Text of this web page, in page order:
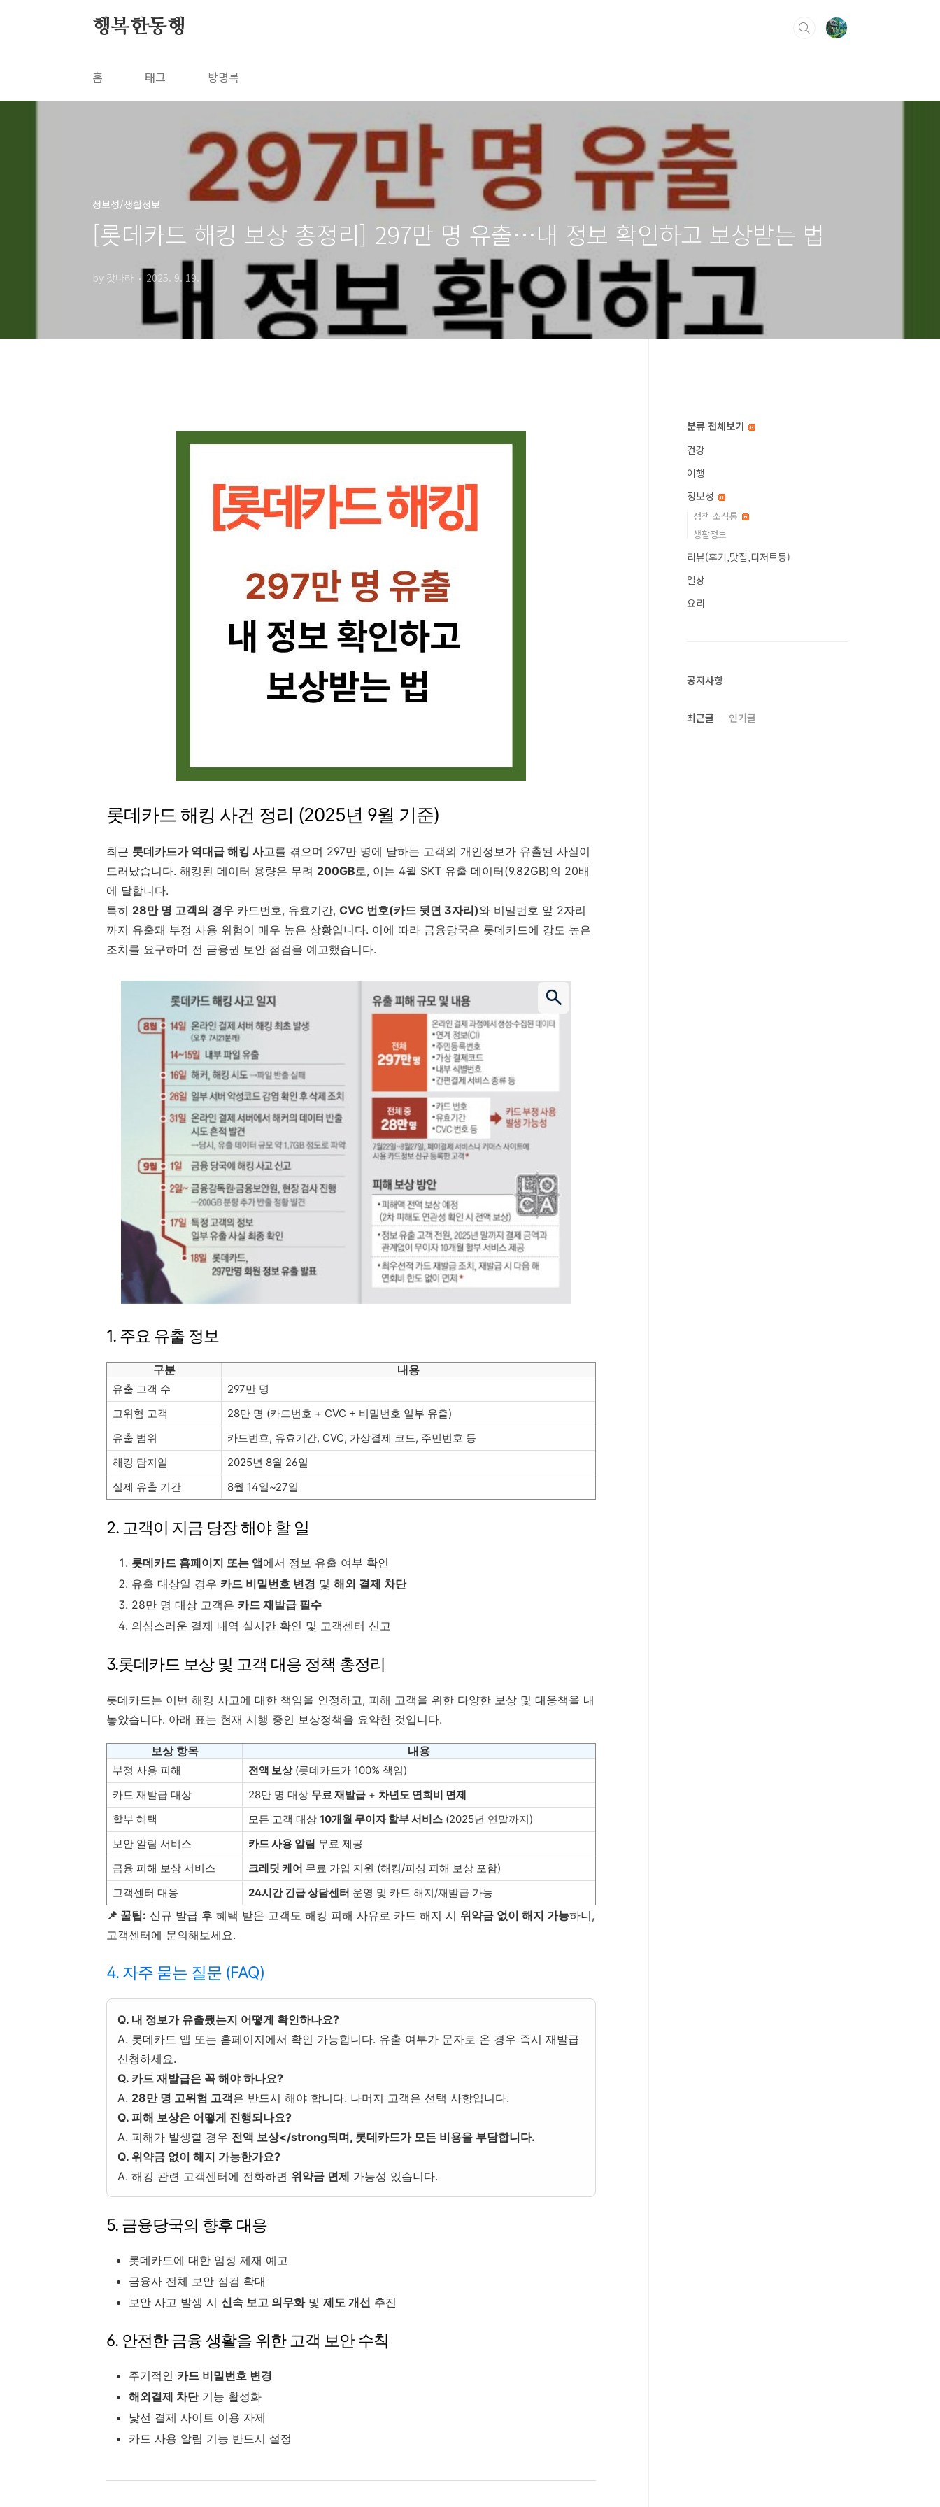
행복한동행
홈 태그 방명록
정보성/생활정보
[롯데카드 해킹 보상 총정리] 297만 명 유출…내 정보 확인하고 보상받는 법
by 갓나라 2025. 9. 19.
롯데카드 해킹 사건 정리 (2025년 9월 기준)
최근 롯데카드가 역대급 해킹 사고를 겪으며 297만 명에 달하는 고객의 개인정보가 유출된 사실이
드러났습니다. 해킹된 데이터 용량은 무려 200GB 로, 이는 4월 SKT 유출 데이터(9.82GB)의 20배
에 달합니다.
특히 28만 명 고객의 경우 카드번호, 유효기간, CVC 번호(카드 뒷면 3자리)와 비밀번호 앞 2자리
까지 유출돼 부정 사용 위험이 매우 높은 상황입니다. 이에 따라 금융당국은 롯데카드에 강도 높은
조치를 요구하며 전 금융권 보안 점검을 예고했습니다.
1. 주요 유출 정보
구분 내용
유출 고객 수
297만 명
고위험 고객
28만 명 (카드번호 + CVC + 비밀번호 일부 유출)
유출 범위
카드번호, 유효기간, CVC, 가상결제 코드, 주민번호 등
해킹 탐지일
2025년 8월 26일
실제 유출 기간
8월 14일~27일
2. 고객이 지금 당장 해야 할 일
롯데카드 홈페이지 또는 앱에서 정보 유출 여부 확인
유출 대상일 경우 카드 비밀번호 변경 및 해외 결제 차단
28만 명 대상 고객은 카드 재발급 필수
의심스러운 결제 내역 실시간 확인 및 고객센터 신고
3.롯데카드 보상 및 고객 대응 정책 총정리
롯데카드는 이번 해킹 사고에 대한 책임을 인정하고, 피해 고객을 위한 다양한 보상 및 대응책을 내
놓았습니다. 아래 표는 현재 시행 중인 보상정책을 요약한 것입니다.
보상 항목 내용
부정 사용 피해 전액 보상(롯데카드가 100% 책임)
카드 재발급 대상
28만 명 대상 무료 재발급 + 차년도 연회비 면제
할부 혜택
모든 고객 대상 10개월 무이자 할부 서비스 (2025년 연말까지)
보안 알림 서비스
카드 사용 알림 무료 제공
금융 피해 보상 서비스
크레딧 케어 무료 가입 지원 (해킹/피싱 피해 보상 포함)
고객센터 대응
24시간 긴급 상담센터 운영 및 카드 해지/재발급 가능
📌 꿀팁: 신규 발급 후 혜택 받은 고객도 해킹 피해 사유로 카드 해지 시 위약금 없이 해지 가능하니,
고객센터에 문의해보세요.
4. 자주 묻는 질문 (FAQ)
Q. 내 정보가 유출됐는지 어떻게 확인하나요?
A. 롯데카드 앱 또는 홈페이지에서 확인 가능합니다. 유출 여부가 문자로 온 경우 즉시 재발급
신청하세요.
Q. 카드 재발급은 꼭 해야 하나요?
A. 28만 명 고위험 고객은 반드시 해야 합니다. 나머지 고객은 선택 사항입니다.
Q. 피해 보상은 어떻게 진행되나요?
A. 피해가 발생할 경우 전액 보상</strong되며, 롯데카드가 모든 비용을 부담합니다.
Q. 위약금 없이 해지 가능한가요?
A. 해킹 관련 고객센터에 전화하면 위약금 면제 가능성 있습니다.
5. 금융당국의 향후 대응
롯데카드에 대한 엄정 제재 예고
금융사 전체 보안 점검 확대
보안 사고 발생 시 신속 보고 의무화및 제도 개선 추진
6. 안전한 금융 생활을 위한 고객 보안 수칙
주기적인 카드 비밀번호 변경
해외결제 차단기능 활성화
낯선 결제 사이트 이용 자제
카드 사용 알림 기능 반드시 설정
분류 전체보기
건강
여행
정보성
정책 소식통
생활정보
리뷰(후기,맛집,디저트등)
일상
요리
공지사항
최근글 인기글